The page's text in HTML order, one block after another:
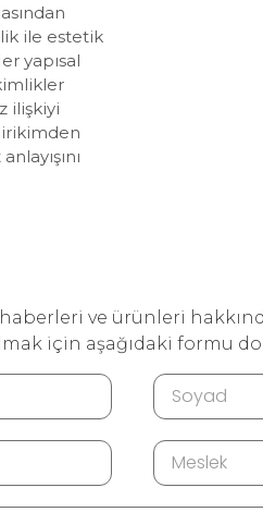
ile estetik
yapısal
ilişkiyi
haberleri ve ürünleri
için aşağıdaki formu